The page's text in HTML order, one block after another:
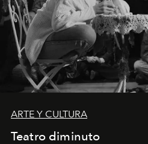
ARTE Y CULTURA
Teatro diminuto